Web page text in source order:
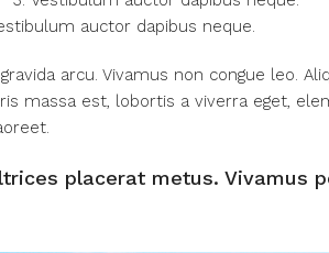
auctor dapibus neque.
arcu. Vivamus non congue leo.
massa est, lobortis a viverra eget,
placerat metus. Vivamus